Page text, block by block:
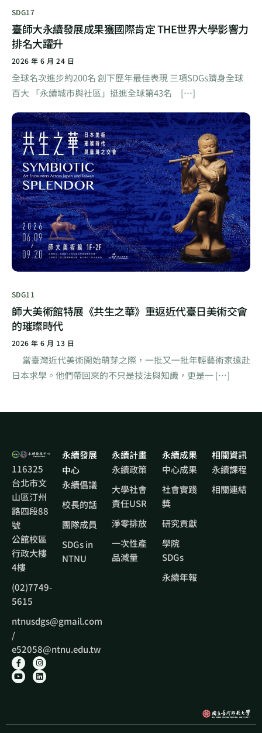
SDG17
臺師大永續發展成果獲國際肯定 THE世界大學影響力
排名大躍升
2026 年 6 月 24 日
全球名次進步約200名 創下歷年最佳表現 三項SDGs躋身全球
百大 「永續城市與社區」挺進全球第43名 […]
SDG11
師大美術館特展《共生之華》重返近代臺日美術交會
的璀璨時代
2026 年 6 月 13 日
當臺灣近代美術開始萌芽之際，一批又一批年輕藝術家遠赴
日本求學。他們帶回來的不只是技法與知識，更是一 […]
116325
台北市文
山區汀州
路四段88
號
公館校區
行政大樓
4樓
(02)7749-
5615
ntnusdgs@gmail.com
/
e52058@ntnu.edu.tw
永續發展
中心
永續倡議
校長的話
團隊成員
SDGs in
NTNU
永續計畫
永續政策
大學社會
責任USR
淨零排放
一次性產
品減量
永續成果
中心成果
社會實踐
獎
研究貢獻
學院
SDGs
永續年報
相關資訊
永續課程
相關連結